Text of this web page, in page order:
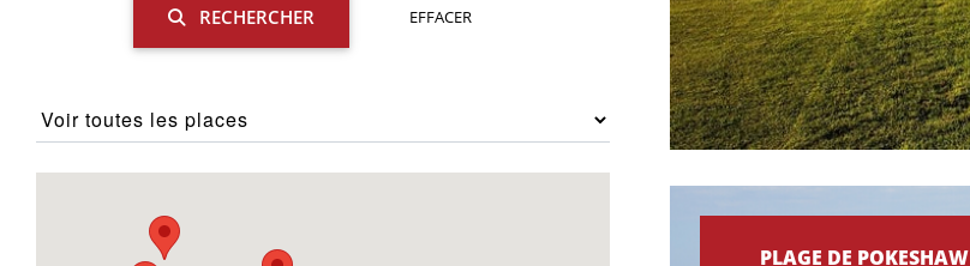
RECHERCHER EFFACER
PLAGE DE POKESHAW